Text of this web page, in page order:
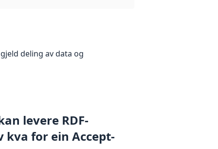
deling av data og
levere RDF-
for ein Accept-